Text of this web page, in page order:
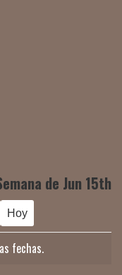
de Jun 15th
Hoy
fechas.